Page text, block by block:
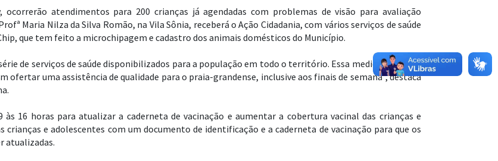
atendimentos para 200 crianças já agendadas com problemas de visão para avaliação
Maria Nilza da Silva Romão, na Vila Sônia, receberá o Ação Cidadania, com vários serviços de saúde
que tem feito a microchipagem e cadastro dos animais domésticos do Município.
de serviços de saúde disponibilizados para a população em todo o território. Essa medida reforça o
uma assistência de qualidade para o praia-grandense, inclusive aos finais de semana”, destaca
às 16 horas para atualizar a caderneta de vacinação e aumentar a cobertura vacinal das crianças e
crianças e adolescentes com um documento de identificação e a caderneta de vacinação para que os
atualizadas.